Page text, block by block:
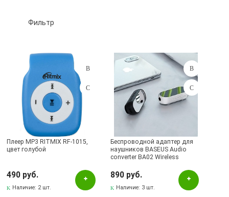
Фильтр
Подбор параметров
Розничная цена
Плеер MP3 RITMIX RF-1015,
цвет голубой
490 руб.
Наличие: 2 шт.
Беспроводной адаптер для
наушников BASEUS Audio
converter BA02 Wireless
черный
890 руб.
Наличие: 3 шт.